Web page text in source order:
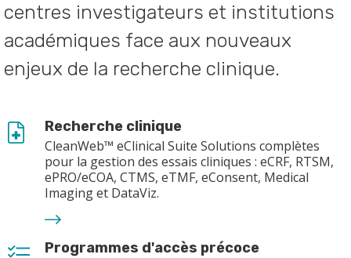
centres investigateurs et institutions
académiques face aux nouveaux
enjeux de la recherche clinique.
Recherche clinique
CleanWeb™ eClinical Suite Solutions complètes
pour la gestion des essais cliniques : eCRF, RTSM,
ePRO/eCOA, CTMS, eTMF, eConsent, Medical
Imaging et DataViz.
Programmes d'accès précoce